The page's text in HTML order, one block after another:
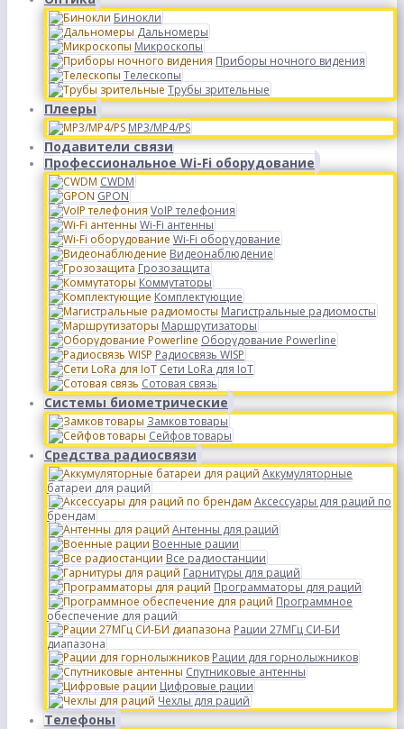
Бинокли
Дальномеры
Микроскопы
Приборы ночного видения
Телескопы
Трубы зрительные
Плееры
MP3/MP4/PS
Подавители связи
Профессиональное Wi-Fi оборудование
CWDM
GPON
VoIP телефония
Wi-Fi антенны
Wi-Fi оборудование
Видеонаблюдение
Грозозащита
Коммутаторы
Комплектующие
Магистральные радиомосты
Маршрутизаторы
Оборудование Powerline
Радиосвязь WISP
Сети LoRa для IoT
Сотовая связь
Системы биометрические
Замков товары
Сейфов товары
Средства радиосвязи
Аккумуляторные
батареи для раций
Аксессуары для раций по
брендам
Антенны для раций
Военные рации
Все радиостанции
Гарнитуры для раций
Программаторы для раций
Программное
обеспечение для раций
Рации 27МГц СИ-БИ
диапазона
Рации для горнолыжников
Спутниковые антенны
Цифровые рации
Чехлы для раций
Телефоны